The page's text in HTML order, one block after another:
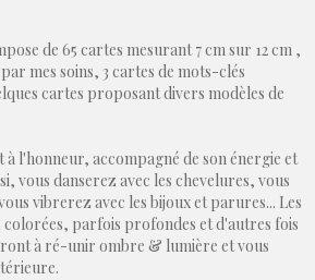
de 65 cartes mesurant 7 cm sur 12 cm ,
mes soins, 3 cartes de mots-clés
cartes proposant divers modèles de
à l'honneur, accompagné de son énergie et
vous danserez avec les chevelures, vous
vibrerez avec les bijoux et parures... Les
colorées, parfois profondes et d'autres fois
à ré-unir ombre & lumière et vous